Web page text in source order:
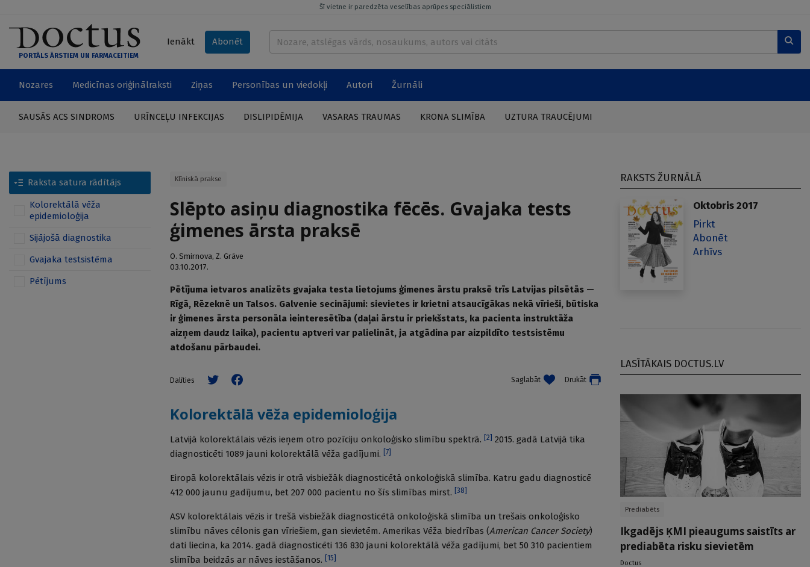
Šī vietne ir paredzēta veselības aprūpes speciālistiem
PORTĀLS ĀRSTIEM UN FARMACEITIEM
Ienākt Abonēt
Nozares Medicīnas oriģinālraksti Ziņas Personības un viedokļi Autori Žurnāli
SAUSĀS ACS SINDROMS URĪNCEĻU INFEKCIJAS DISLIPIDĒMIJA VASARAS TRAUMAS KRONA SLIMĪBA UZTURA TRAUCĒJUMI
Raksta satura rādītājs
Kolorektālā vēža
epidemioloģija
Sijājošā diagnostika
Gvajaka testsistēma
Pētījums
Klīniskā prakse
Slēpto asiņu diagnostika fēcēs. Gvajaka tests
ģimenes ārsta praksē
O. Smirnova, Z. Grāve
03.10.2017.
Pētījuma ietvaros analizēts gvajaka testa lietojums ģimenes ārstu praksē trīs Latvijas pilsētās —
Rīgā, Rēzeknē un Talsos. Galvenie secinājumi: sievietes ir krietni atsaucīgākas nekā vīrieši, būtiska
ir ģimenes ārsta personāla ieinteresētība (daļai ārstu ir priekšstats, ka pacienta instruktāža
aizņem daudz laika), pacientu aptveri var palielināt, ja atgādina par aizpildīto testsistēmu
atdošanu pārbaudei.
Dalīties Saglabāt Drukāt
Kolorektālā vēža epidemioloģija
Latvijā kolorektālais vēzis ieņem otro pozīciju onkoloģisko slimību spektrā. [2] 2015. gadā Latvijā tika
diagnosticēti 1089 jauni kolorektālā vēža gadījumi. [7]
Eiropā kolorektālais vēzis ir otrā visbiežāk diagnosticētā onkoloģiskā slimība. Katru gadu diagnosticē
412 000 jaunu gadījumu, bet 207 000 pacientu no šīs slimības mirst. [38]
ASV kolorektālais vēzis ir trešā visbiežāk diagnosticētā onkoloģiskā slimība un trešais onkoloģisko
slimību nāves cēlonis gan vīriešiem, gan sievietēm. Amerikas Vēža biedrības (American Cancer Society)
dati liecina, ka 2014. gadā diagnosticēti 136 830 jauni kolorektālā vēža gadījumi, bet 50 310 pacientiem
slimība beidzās ar nāves iestāšanos. [15]
RAKSTS ŽURNĀLĀ
Oktobris 2017
Pirkt
Abonēt
Arhīvs
LASĪTĀKAIS DOCTUS.LV
Prediabēts
Ikgadējs ĶMI pieaugums saistīts ar
prediabēta risku sievietēm
Doctus